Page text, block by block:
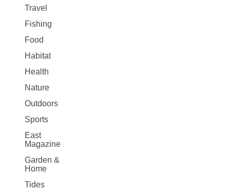
Travel
Fishing
Food
Habitat
Health
Nature
Outdoors
Sports
East
Magazine
Garden &
Home
Tides